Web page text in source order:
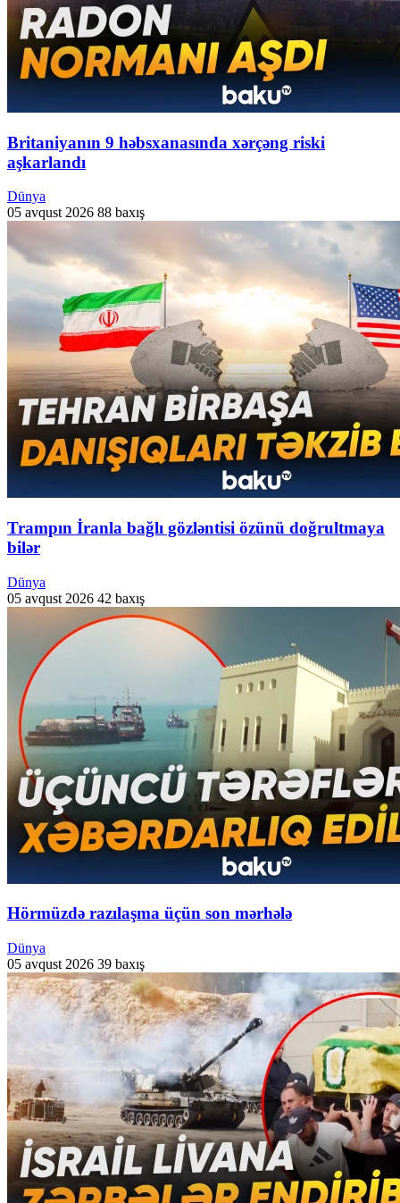
Britaniyanın 9 həbsxanasında xərçəng riski
aşkarlandı
Dünya
05 avqust 2026 88 baxış
Trampın İranla bağlı gözləntisi özünü doğrultmaya
bilər
Dünya
05 avqust 2026 42 baxış
Hörmüzdə razılaşma üçün son mərhələ
Dünya
05 avqust 2026 39 baxış